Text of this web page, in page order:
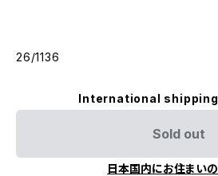
26/1136
International
Sold out
日本国内にお住まい